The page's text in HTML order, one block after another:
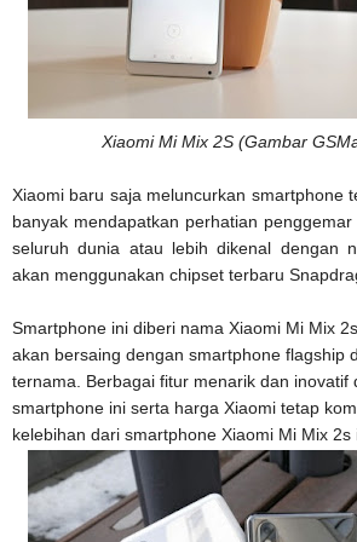
Xiaomi Mi Mix 2S (Gambar
Xiaomi baru saja meluncurkan smartphone
banyak mendapatkan perhatian
seluruh dunia atau lebih dikenal dengan
akan menggunakan chipset terbaru
Smartphone ini diberi nama Xiaomi Mi Mix
akan bersaing dengan smartphone flagship
ternama. Berbagai fitur menarik dan inovatif
smartphone ini serta harga Xiaomi tetap
kelebihan dari smartphone Xiaomi Mi Mix 2s